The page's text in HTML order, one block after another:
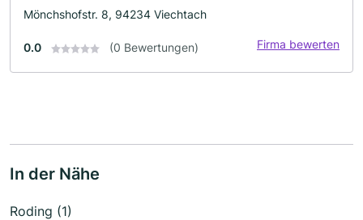
Mönchshofstr. 8, 94234 Viechtach
0.0 (0 Bewertungen) Firma bewerten
In der Nähe
Roding (1)